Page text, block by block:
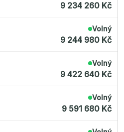
9 234 260 Kč
Volný
9 244 980 Kč
Volný
9 422 640 Kč
Volný
9 591 680 Kč